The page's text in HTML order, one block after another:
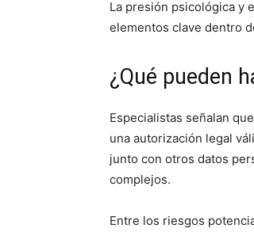
La presión psicológica y
elementos clave dentro
¿Qué pueden
Especialistas señalan
una autorización legal
junto con otros datos
complejos.
Entre los riesgos